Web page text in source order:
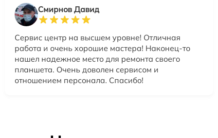
Смирнов Давид
Сервис центр на высшем уровне! Отличная
работа и очень хорошие мастера! Наконец-то
нашел надежное место для ремонта своего
планшета. Очень доволен сервисом и
отношением персонала. Спасибо!